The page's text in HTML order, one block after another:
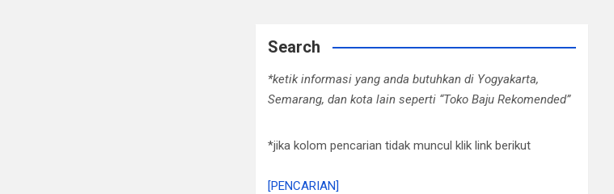
Search
*ketik informasi yang anda butuhkan di Yogyakarta,
Semarang, dan kota lain seperti “Toko Baju Rekomended”
*jika kolom pencarian tidak muncul klik link berikut
[PENCARIAN]